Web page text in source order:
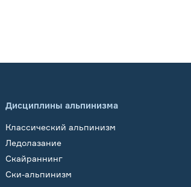
Дисциплины альпинизма
Классический альпинизм
Ледолазание
Скайраннинг
Ски-альпинизм